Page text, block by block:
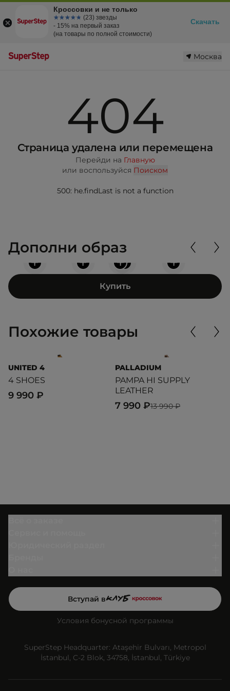
Москва
404
Страница удалена или перемещена
Перейди на Главную
или воспользуйся Поиском
500: he.findLast is not a function
Дополни образ
+
+
+ + +
Купить
Похожие товары
UNITED 4
4 SHOES
9 990 ₽
PALLADIUM
PAMPA HI SUPPLY
LEATHER
13 990 ₽
7 990 ₽
Вступай в
Условия бонусной программы
SuperStep Headquarter: Ataşehir Bulvarı, Metropol
İstanbul, C-2 Blok, 34758, İstanbul, Türkiye
Кроссовки и не только
☆☆☆☆☆
★★★★★ (23) звезды
- 15% на первый заказ
(на товары по полной стоимости)
Скачать